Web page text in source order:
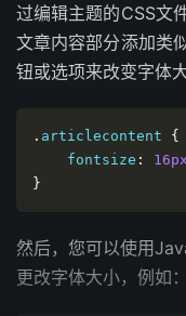
过编辑主题的CSS文
文章内容部分添加类
钮或选项来改变字体大
. articlecontent {
    fontsize
: 16px
}
然后，您可以使用
更改字体大小，例如：